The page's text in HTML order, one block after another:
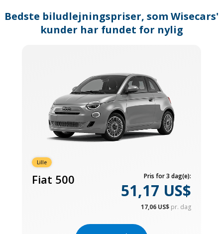
dates.
Bedste biludlejningspriser, som Wisecars'
kunder har fundet for nylig
Lille
Fiat 500 Pris for 3 dag(e):
51,17 US$
17,06 US$ pr. dag